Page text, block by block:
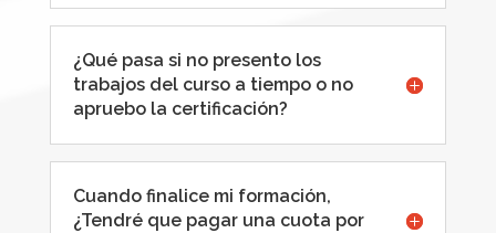
¿Qué pasa si no presento los
trabajos del curso a tiempo o no
apruebo la certificación?
Cuando finalice mi formación,
¿Tendré que pagar una cuota por